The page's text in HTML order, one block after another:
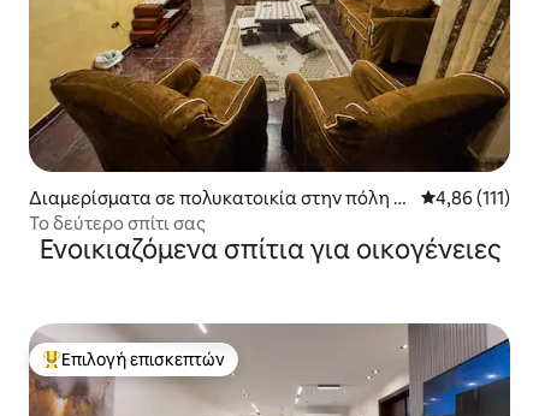
Διαμερίσματα σε πολυκατοικία στην πόλη M
it Akaba
Μέση
4,86 (111)
Το δεύτερο σπίτι σας
Ενοικιαζόμενα σπίτια για οικογένειες
Κορυφαία επιλογή επισκεπτών
Επιλογή επισκεπτών